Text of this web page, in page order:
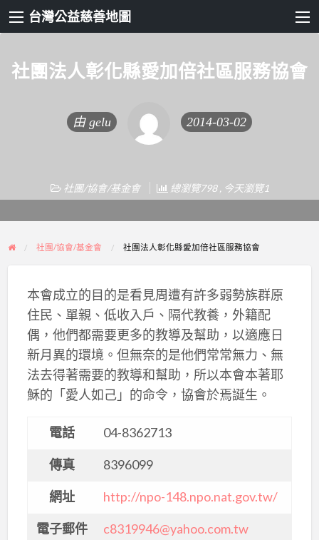
台灣公益慈善地圖
社團法人彰化縣愛加倍社區服務協會
由 gelu 2014-03-02
社團/協會/基金會 總瀏覽798 , 今天瀏覽1
社團/協會/基金會 社團法人彰化縣愛加倍社區服務協會
本會成立的目的是看見周遭有許多弱勢族群原
住民、單親、低收入戶、隔代教養，外籍配
偶，他們都需要更多的教導及幫助，以適應日
新月異的環境。但無奈的是他們常常無力、無
法去得著需要的教導和幫助，所以本會本著耶
穌的「愛人如己」的命令，協會於焉誕生。
電話 04-8362713
傳真 8396099
網址 http://npo-148.npo.nat.gov.tw/
電子郵件 c8319946@yahoo.com.tw